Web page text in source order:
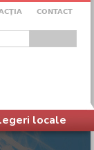
CONTACT
locale